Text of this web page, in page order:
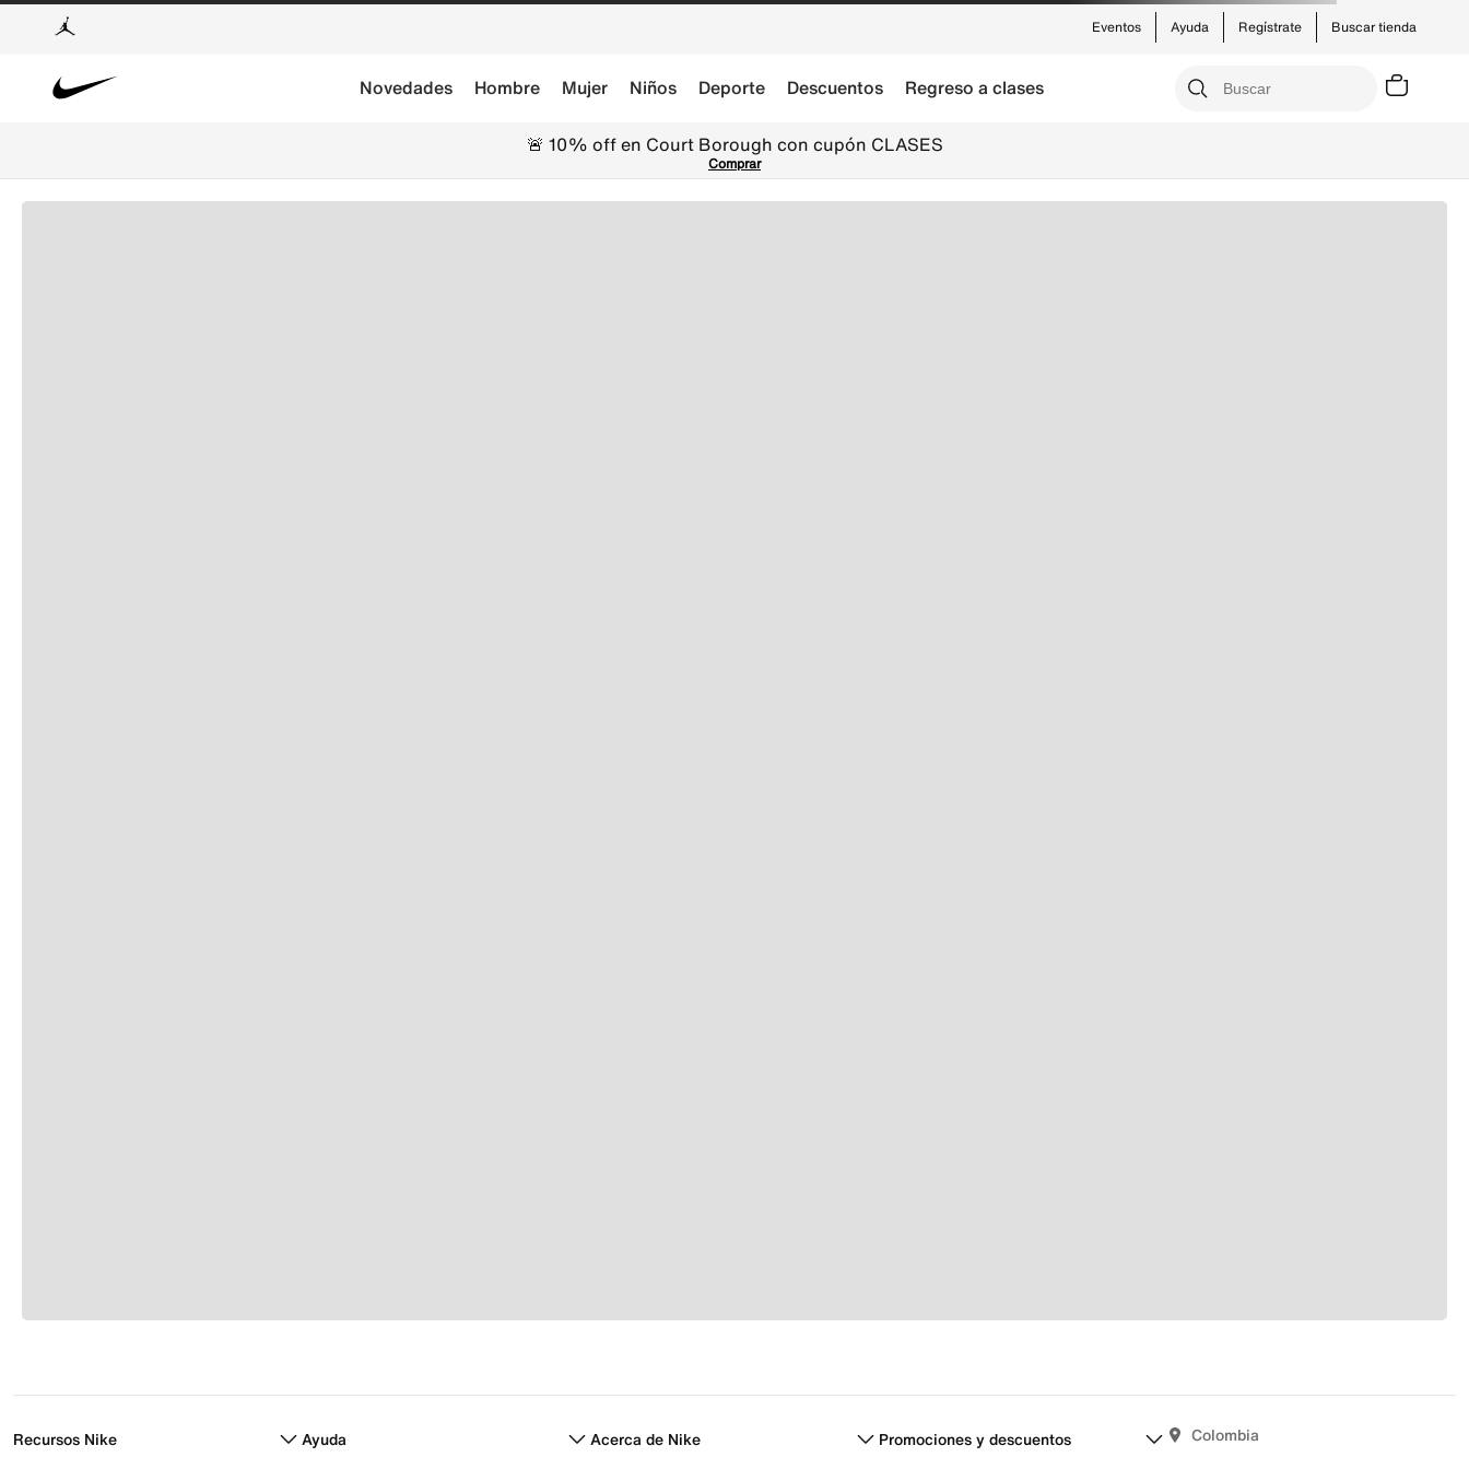
Buscar tienda
Ayuda Regístrate
Eventos
Novedades Hombre Mujer Niños Deporte Descuentos Regreso a clases
🚨 10% off en Court Borough con cupón CLASES
Comprar
Recursos Nike Ayuda Acerca de Nike Promociones y descuentos Colombia